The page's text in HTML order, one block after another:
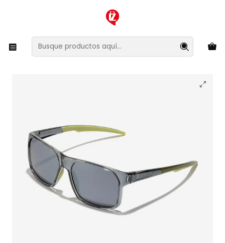
XMAS SALE ¡Compra antes de que la oferta termine!
Lentes y Accesorios Lentes de Sol
Lentes de Sol Polarizado Hawkers Track HTRA23GSTP